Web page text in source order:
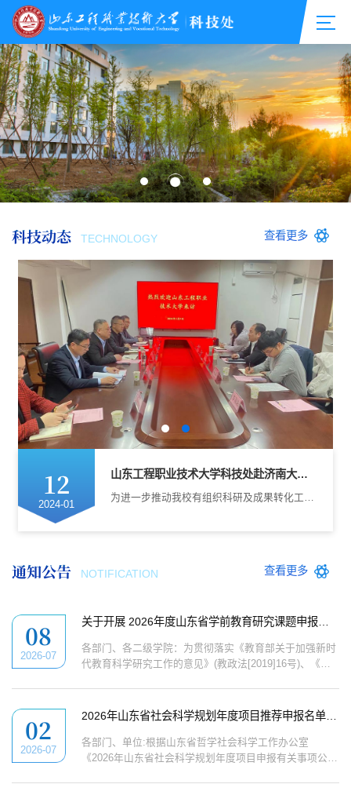
科技动态 TECHNOLOGY 查看更多
12
2024-01
山东工程职业技术大学科技处赴济南大学交流学习
通知公告 NOTIFICATION 查看更多
08
2026-07
关于开展 2026年度山东省学前教育研究课题申报工作的通知
各部门、各二级学院：为贯彻落实《教育部关于加强新时
代教育科学研究工作的意见》(教政法[2019]16号)、《山
对学前教育发展的支撑、驱动和引领作用，推进我省学前
教育研究课题申报工作。现将有关事宜通知如下。选题范
围选题参照《2026年度山东省学前教育研究课题选题指...
02
2026-07
2026年山东省社会科学规划年度项目推荐申报名单公示
各部门、单位:根据山东省哲学社会科学工作办公室
《2026年山东省社会科学规划年度项目申报有关事项公